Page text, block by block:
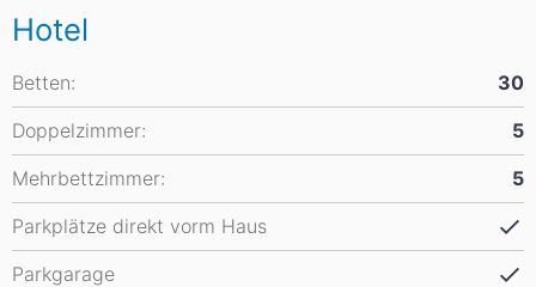
Hotel
Betten:
30
Doppelzimmer:
5
Mehrbettzimmer:
5
Parkplätze direkt vorm Haus
Parkgarage